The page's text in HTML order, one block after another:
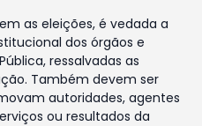
as eleições, é vedada a
dos órgãos e
ressalvadas as
Também devem ser
autoridades, agentes
ou resultados da